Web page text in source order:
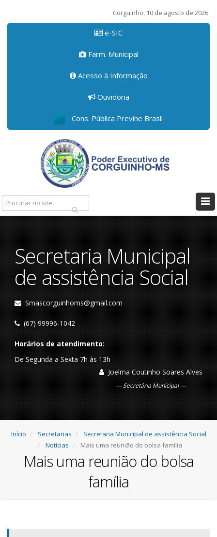
Corguinho, 10 de agosto de 2026.
e-SIC
Farm. Municipal
Acesso à Informação
Ouvidoria
Cons. Pública Previne Brasil
Pesquisar:
Secretaria Municipal
de assistência Social
Smascorguinhoms@gmail.com
(67) 99996-1042
Horários de atendimento:
De Segunda a Sexta 7h às 13h
Joelma Coutinho Soares Alves
Secretária Municipal
Início Secretarias
Secretaria Municipal de assistência Social
Notícias
Mais uma reunião do bolsa família
Mais uma reunião do bolsa
família